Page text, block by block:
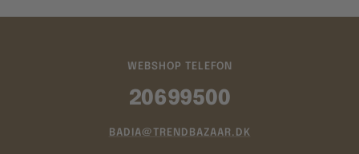
WEBSHOP TELEFON
20699500
BADIA@TRENDBAZAAR.DK